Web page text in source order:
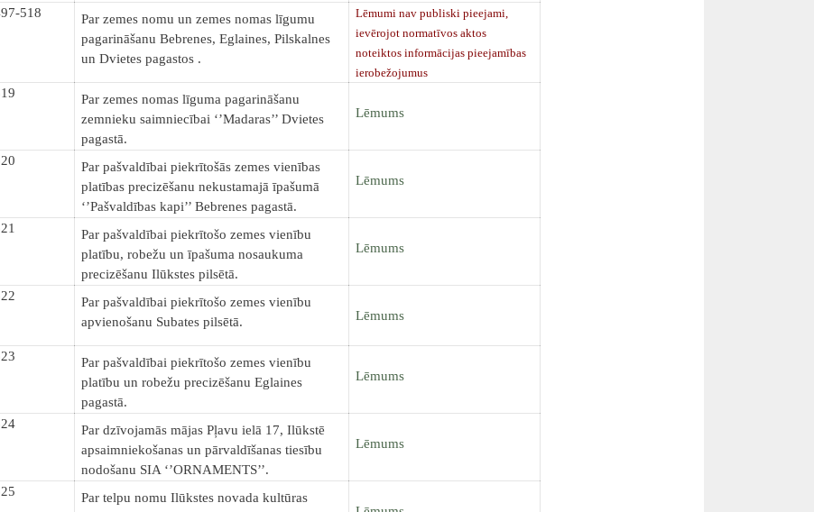
518
Par zemes nomu un zemes nomas līgumu
pagarināšanu Bebrenes, Eglaines, Pilskalnes
un Dvietes pagastos .
Lēmumi nav publiski pieejami,
ievērojot normatīvos aktos
noteiktos informācijas pieejamības
ierobežojumus
Par zemes nomas līguma pagarināšanu
zemnieku saimniecībai ‘’Madaras’’ Dvietes
pagastā.
Lēmums
Par pašvaldībai piekrītošās zemes vienības
platības precizēšanu nekustamajā īpašumā
‘’Pašvaldības kapi’’ Bebrenes pagastā.
Lēmums
Par pašvaldībai piekrītošo zemes vienību
platību, robežu un īpašuma nosaukuma
precizēšanu Ilūkstes pilsētā.
Lēmums
Par pašvaldībai piekrītošo zemes vienību
apvienošanu Subates pilsētā.
Lēmums
Par pašvaldībai piekrītošo zemes vienību
platību un robežu precizēšanu Eglaines
pagastā.
Lēmums
Par dzīvojamās mājas Pļavu ielā 17, Ilūkstē
apsaimniekošanas un pārvaldīšanas tiesību
nodošanu SIA ‘’ORNAMENTS’’.
Lēmums
Par telpu nomu Ilūkstes novada kultūras